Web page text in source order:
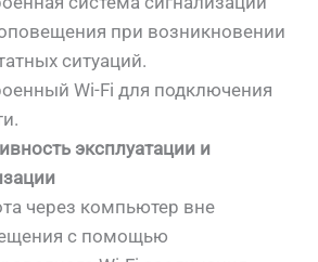
при возникновении
ситуаций.
Wi-Fi для подключения
эксплуатации и
через компьютер вне
с помощью